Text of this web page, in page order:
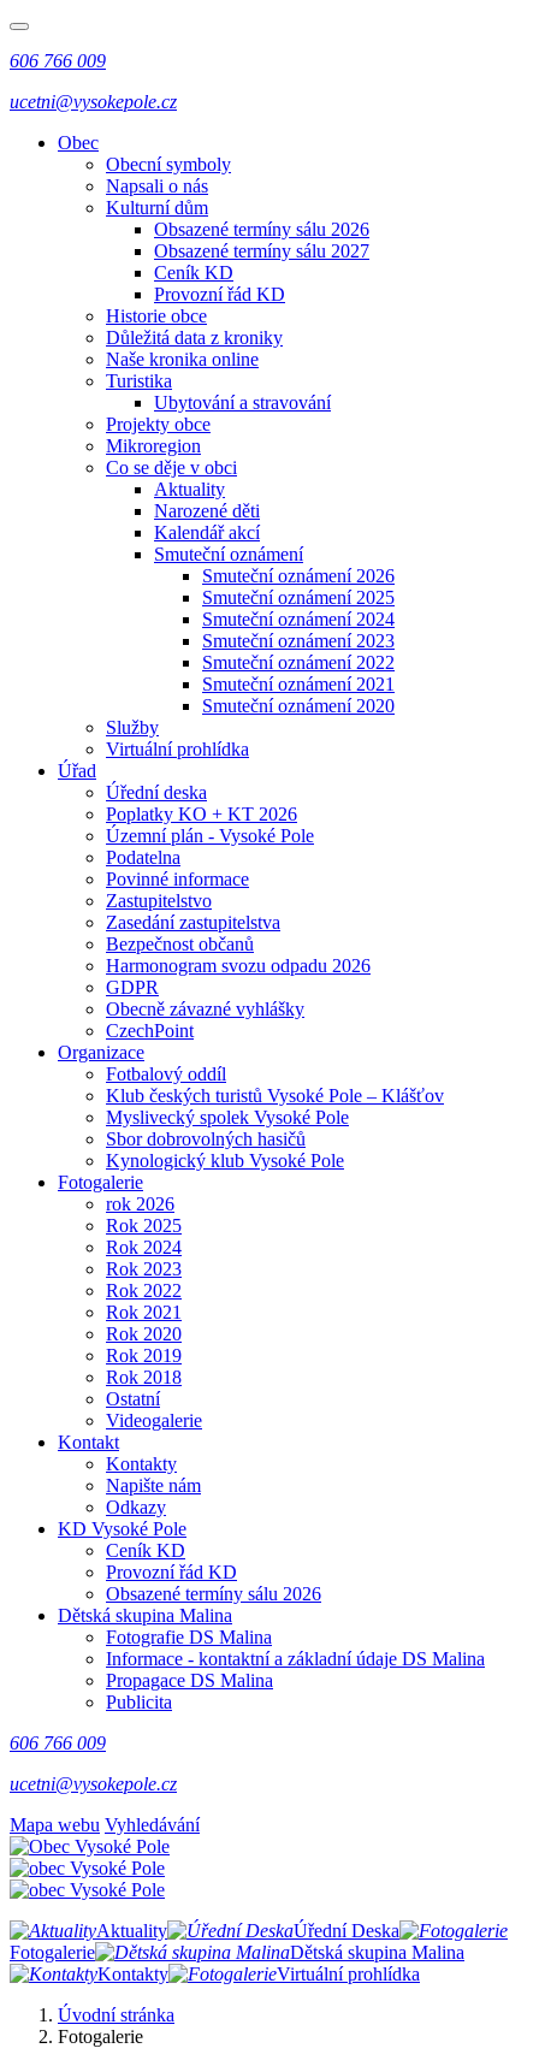
606 766 009
ucetni@vysokepole.cz
Obec
Obecní symboly
Napsali o nás
Kulturní dům
Obsazené termíny sálu 2026
Obsazené termíny sálu 2027
Ceník KD
Provozní řád KD
Historie obce
Důležitá data z kroniky
Naše kronika online
Turistika
Ubytování a stravování
Projekty obce
Mikroregion
Co se děje v obci
Aktuality
Narozené děti
Kalendář akcí
Smuteční oznámení
Smuteční oznámení 2026
Smuteční oznámení 2025
Smuteční oznámení 2024
Smuteční oznámení 2023
Smuteční oznámení 2022
Smuteční oznámení 2021
Smuteční oznámení 2020
Služby
Virtuální prohlídka
Úřad
Úřední deska
Poplatky KO + KT 2026
Územní plán - Vysoké Pole
Podatelna
Povinné informace
Zastupitelstvo
Zasedání zastupitelstva
Bezpečnost občanů
Harmonogram svozu odpadu 2026
GDPR
Obecně závazné vyhlášky
CzechPoint
Organizace
Fotbalový oddíl
Klub českých turistů Vysoké Pole – Klášťov
Myslivecký spolek Vysoké Pole
Sbor dobrovolných hasičů
Kynologický klub Vysoké Pole
Fotogalerie
rok 2026
Rok 2025
Rok 2024
Rok 2023
Rok 2022
Rok 2021
Rok 2020
Rok 2019
Rok 2018
Ostatní
Videogalerie
Kontakt
Kontakty
Napište nám
Odkazy
KD Vysoké Pole
Ceník KD
Provozní řád KD
Obsazené termíny sálu 2026
Dětská skupina Malina
Fotografie DS Malina
Informace - kontaktní a základní údaje DS Malina
Propagace DS Malina
Publicita
606 766 009
ucetni@vysokepole.cz
Mapa webu Vyhledávání
Aktuality
Úřední Deska
Fotogalerie
Dětská skupina Malina
Kontakty
Virtuální prohlídka
Úvodní stránka
Fotogalerie